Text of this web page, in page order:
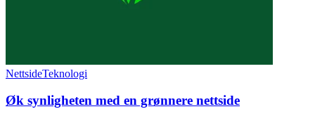
NettsideTeknologi
Øk synligheten med en grønnere nettside